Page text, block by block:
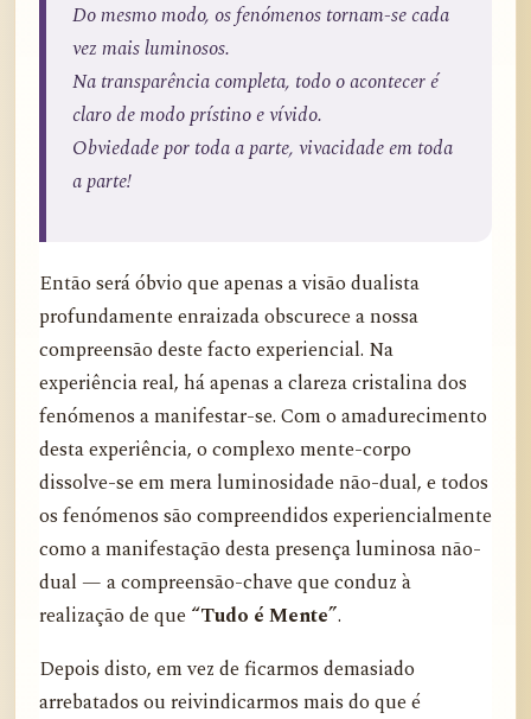
Do mesmo modo, os fenómenos tornam-se cada
vez mais luminosos.
Na transparência completa, todo o acontecer é
claro de modo prístino e vívido.
Obviedade por toda a parte, vivacidade em toda
a parte!
Então será óbvio que apenas a visão dualista
profundamente enraizada obscurece a nossa
compreensão deste facto experiencial. Na
experiência real, há apenas a clareza cristalina dos
fenómenos a manifestar-se. Com o amadurecimento
desta experiência, o complexo mente-corpo
dissolve-se em mera luminosidade não-dual, e todos
os fenómenos são compreendidos experiencialmente
como a manifestação desta presença luminosa não-
dual — a compreensão-chave que conduz à
realização de que “Tudo é Mente”.
Depois disto, em vez de ficarmos demasiado
arrebatados ou reivindicarmos mais do que é